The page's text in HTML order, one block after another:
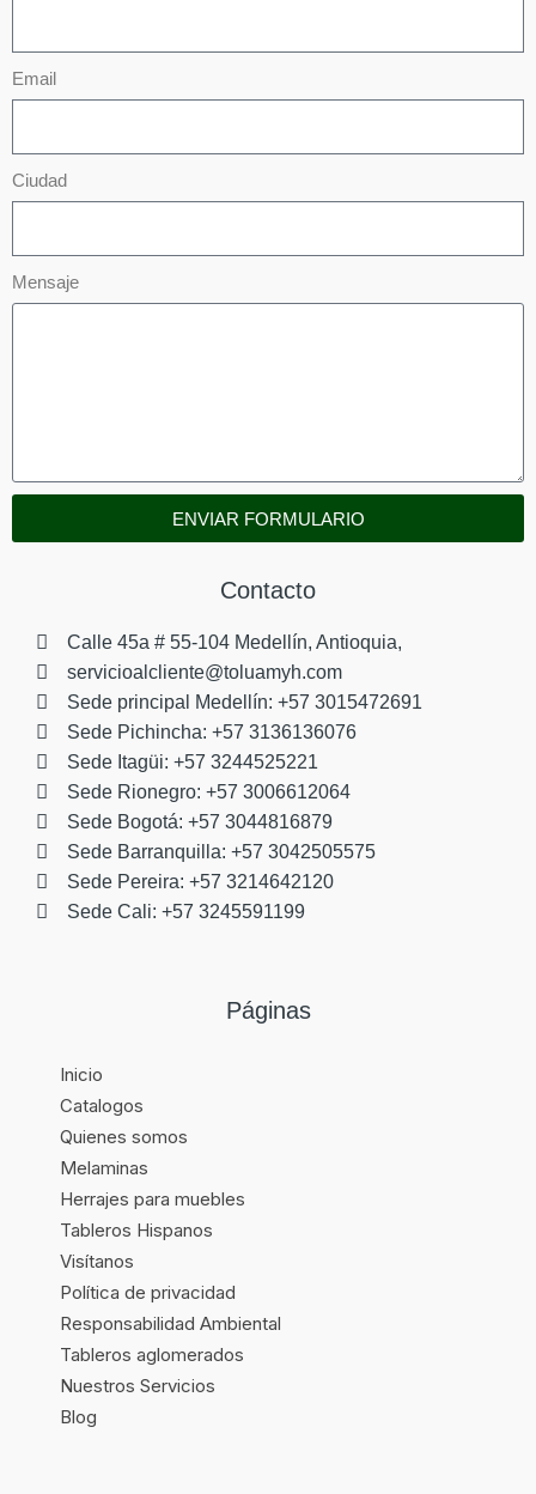
Email
Ciudad
Mensaje
ENVIAR FORMULARIO
Contacto
Calle 45a # 55-104 Medellín, Antioquia,
servicioalcliente@toluamyh.com
Sede principal Medellín: +57 3015472691
Sede Pichincha: +57 3136136076
Sede Itagüi: +57 3244525221
Sede Rionegro: +57 3006612064
Sede Bogotá: +57 3044816879
Sede Barranquilla: +57 3042505575
Sede Pereira: +57 3214642120
Sede Cali: +57 3245591199
Páginas
Inicio
Catalogos
Quienes somos
Melaminas
Herrajes para muebles
Tableros Hispanos
Visítanos
Política de privacidad
Responsabilidad Ambiental
Tableros aglomerados
Nuestros Servicios
Blog